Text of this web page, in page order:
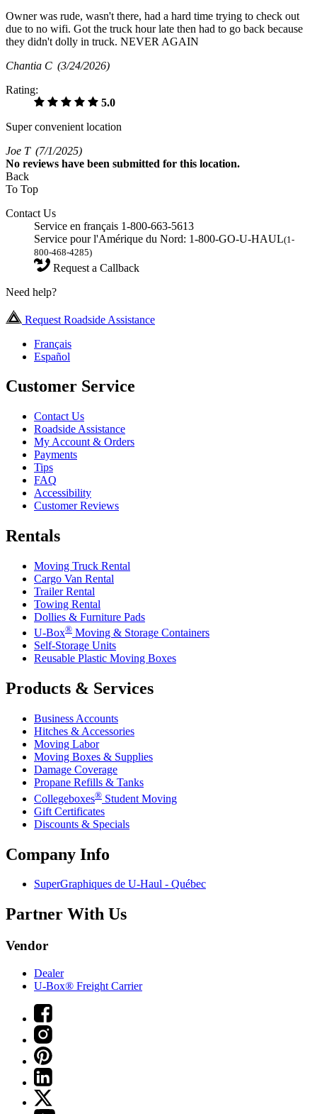
Owner was rude, wasn't there, had a hard time trying to check out
due to no wifi. Got the truck hour late then had to go back because
they didn't dolly in truck. NEVER AGAIN
Chantia C (3/24/2026)
Rating:
5.0
Super convenient location
Joe T (7/1/2025)
No reviews have been submitted for this location.
Back
To Top
Contact Us
Service en français 1-800-663-5613
Service pour l'Amérique du Nord: 1-800-GO-U-HAUL(1-
800-468-4285)
Request a Callback
Need help?
Request Roadside Assistance
Français
Español
Customer Service
Contact Us
Roadside Assistance
My Account & Orders
Payments
Tips
FAQ
Accessibility
Customer Reviews
Rentals
Moving Truck Rental
Cargo Van Rental
Trailer Rental
Towing Rental
Dollies & Furniture Pads
U-Box® Moving & Storage Containers
Self-Storage Units
Reusable Plastic Moving Boxes
Products & Services
Business Accounts
Hitches & Accessories
Moving Labor
Moving Boxes & Supplies
Damage Coverage
Propane Refills & Tanks
Collegeboxes® Student Moving
Gift Certificates
Discounts & Specials
Company Info
SuperGraphiques de U-Haul - Québec
Partner With Us
Vendor
Dealer
U-Box® Freight Carrier